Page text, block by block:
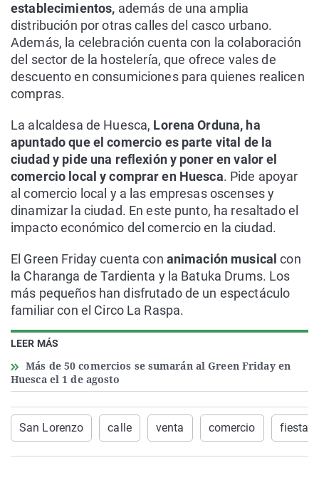
LEER MÁS
Más de 50 comercios se sumarán al Green Friday en
Huesca el 1 de agosto
establecimientos, además de una amplia
distribución por otras calles del casco urbano.
Además, la celebración cuenta con la colaboración
del sector de la hostelería, que ofrece vales de
descuento en consumiciones para quienes realicen
compras.
La alcaldesa de Huesca, Lorena Orduna, ha
apuntado que el comercio es parte vital de la
ciudad y pide una reflexión y poner en valor el
comercio local y comprar en Huesca. Pide apoyar
al comercio local y a las empresas oscenses y
dinamizar la ciudad. En este punto, ha resaltado el
impacto económico del comercio en la ciudad.
El Green Friday cuenta con animación musicalcon
la Charanga de Tardienta y la Batuka Drums. Los
más pequeños han disfrutado de un espectáculo
familiar con el Circo La Raspa.
San Lorenzo calle venta comercio fiestas